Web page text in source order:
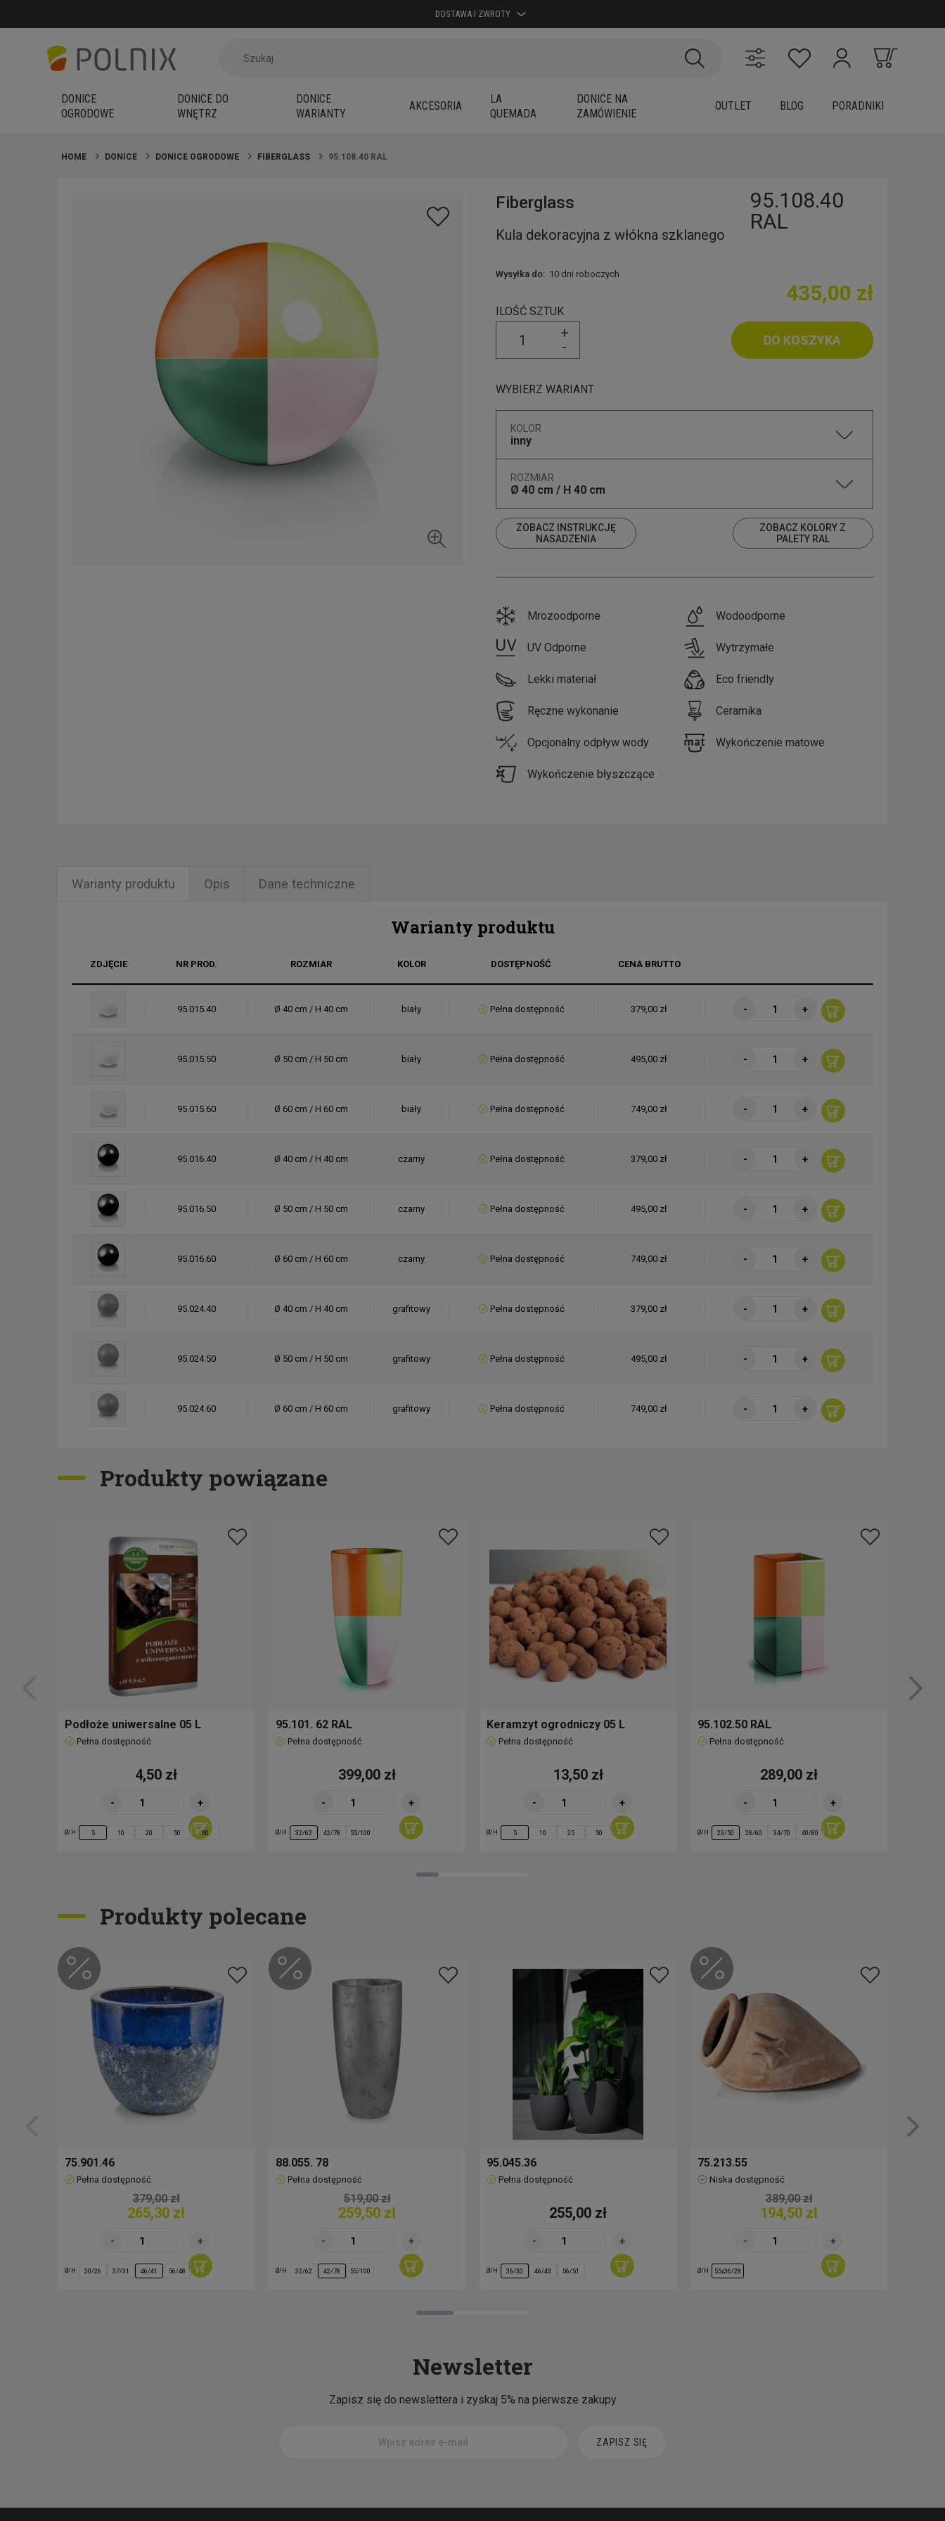
DOSTAWA I ZWROTY
DONICE
OGRODOWE
DONICE DO
WNĘTRZ
DONICE
WARIANTY
AKCESORIA
LA
QUEMADA
DONICE NA
ZAMÓWIENIE
OUTLET BLOG PORADNIKI
HOME DONICE DONICE OGRODOWE FIBERGLASS 95.108.40 RAL
95.108.40
RAL
Fiberglass
Kula dekoracyjna z włókna szklanego
Wysyłka do: 10 dni roboczych
435,00 zł
ILOŚĆ SZTUK
+
-
DO KOSZYKA
WYBIERZ WARIANT
KOLOR
inny
ROZMIAR
Ø 40 cm / H 40 cm
ZOBACZ INSTRUKCJĘ
NASADZENIA
ZOBACZ KOLORY Z
PALETY RAL
Mrozoodporne Wodoodporne
UV Odporne Wytrzymałe
Lekki materiał Eco friendly
Ręczne wykonanie Ceramika
Opcjonalny odpływ wody Wykończenie matowe
Wykończenie błyszczące
Warianty produktu Opis Dane techniczne
Warianty produktu
ZDJĘCIE NR PROD. ROZMIAR KOLOR DOSTĘPNOŚĆ CENA BRUTTO
95.015.40 Ø 40 cm / H 40 cm biały Pełna dostępność 379,00 zł +
-
95.015.50 Ø 50 cm / H 50 cm biały Pełna dostępność 495,00 zł +
-
95.015.60 Ø 60 cm / H 60 cm biały Pełna dostępność 749,00 zł +
-
95.016.40 Ø 40 cm / H 40 cm czarny Pełna dostępność 379,00 zł +
-
95.016.50 Ø 50 cm / H 50 cm czarny Pełna dostępność 495,00 zł +
-
95.016.60 Ø 60 cm / H 60 cm czarny Pełna dostępność 749,00 zł +
-
95.024.40 Ø 40 cm / H 40 cm grafitowy Pełna dostępność 379,00 zł +
-
95.024.50 Ø 50 cm / H 50 cm grafitowy Pełna dostępność 495,00 zł +
-
95.024.60 Ø 60 cm / H 60 cm grafitowy Pełna dostępność 749,00 zł +
-
95.108.60 RAL +
Produkty powiązane
Podłoże uniwersalne 05 L
Pełna dostępność
4,50 zł
- +
Ø/H 5 10 20 50 80
95.101. 62 RAL
Pełna dostępność
399,00 zł
- +
Ø/H 32/62 42/78 55/100
Keramzyt ogrodniczy 05 L
Pełna dostępność
13,50 zł
- +
Ø/H 5 10 25 50
95.102.50 RAL
Pełna dostępność
289,00 zł
- +
Ø/H 23/50 28/60 34/70 40/80
Produkty polecane
75.901.46
Pełna dostępność
379,00 zł
265,30 zł
Ø/H 30/26 37/31 46/41 56/48
88.055. 78
Pełna dostępność
519,00 zł
259,50 zł
Ø/H 32/62 42/78 55/100
95.045.36
Pełna dostępność
255,00 zł
Ø/H 36/30 46/43 56/51
75.213.55
Niska dostępność
389,00 zł
194,50 zł
Ø/H 55x36/28
Newsletter
Zapisz się do newslettera i zyskaj 5% na pierwsze zakupy
ZAPISZ SIĘ